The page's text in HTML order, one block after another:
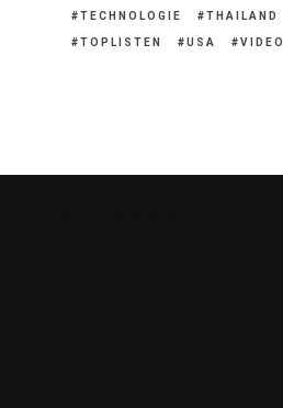
TECHNOLOGIE THAILAND
TOPLISTEN USA VIDEO